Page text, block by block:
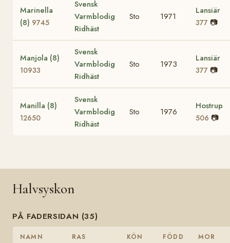
Marinella
(8) 9745
Svensk
Varmblodig
Ridhäst
Sto 1971
Lansiär
377 📷
Manjola (8)
10933
Svensk
Varmblodig
Ridhäst
Sto 1973
Lansiär
377 📷
Manilla (8)
12650
Svensk
Varmblodig
Ridhäst
Sto 1976
Hostrup
506 📷
Halvsyskon
PÅ FADERSIDAN (35)
NAMN RAS KÖN FÖDD MOR